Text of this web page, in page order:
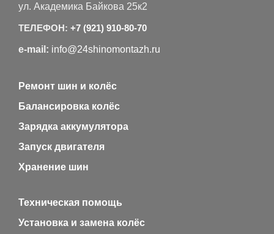
ул. Академика Байкова 25к2
ТЕЛЕФОН: +7 (921) 910-80-70
e-mail: info@24shinomontazh.ru
Ремонт шин и колёс
Балансировка колёс
Зарядка аккумулятора
Запуск двигателя
Хранение шин
Техническая помощь
Установка и замена колёс